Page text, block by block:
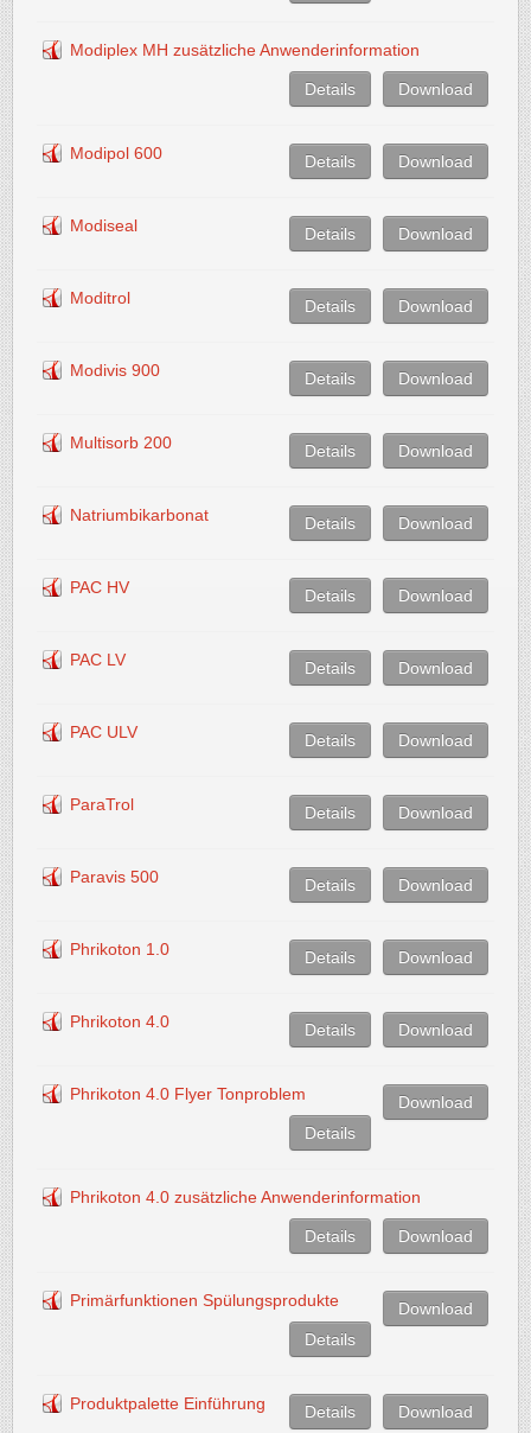
Modiplex MH zusätzliche Anwenderinformation
Download
Details
Modipol 600 Download
Details
Modiseal Download
Details
Moditrol Download
Details
Modivis 900 Download
Details
Multisorb 200 Download
Details
Natriumbikarbonat Download
Details
PAC HV Download
Details
PAC LV Download
Details
PAC ULV Download
Details
ParaTrol Download
Details
Paravis 500 Download
Details
Phrikoton 1.0 Download
Details
Phrikoton 4.0 Download
Details
Phrikoton 4.0 Flyer Tonproblem
Download
Details
Phrikoton 4.0 zusätzliche Anwenderinformation
Download
Details
Primärfunktionen Spülungsprodukte
Download
Details
Produktpalette Einführung Download
Details